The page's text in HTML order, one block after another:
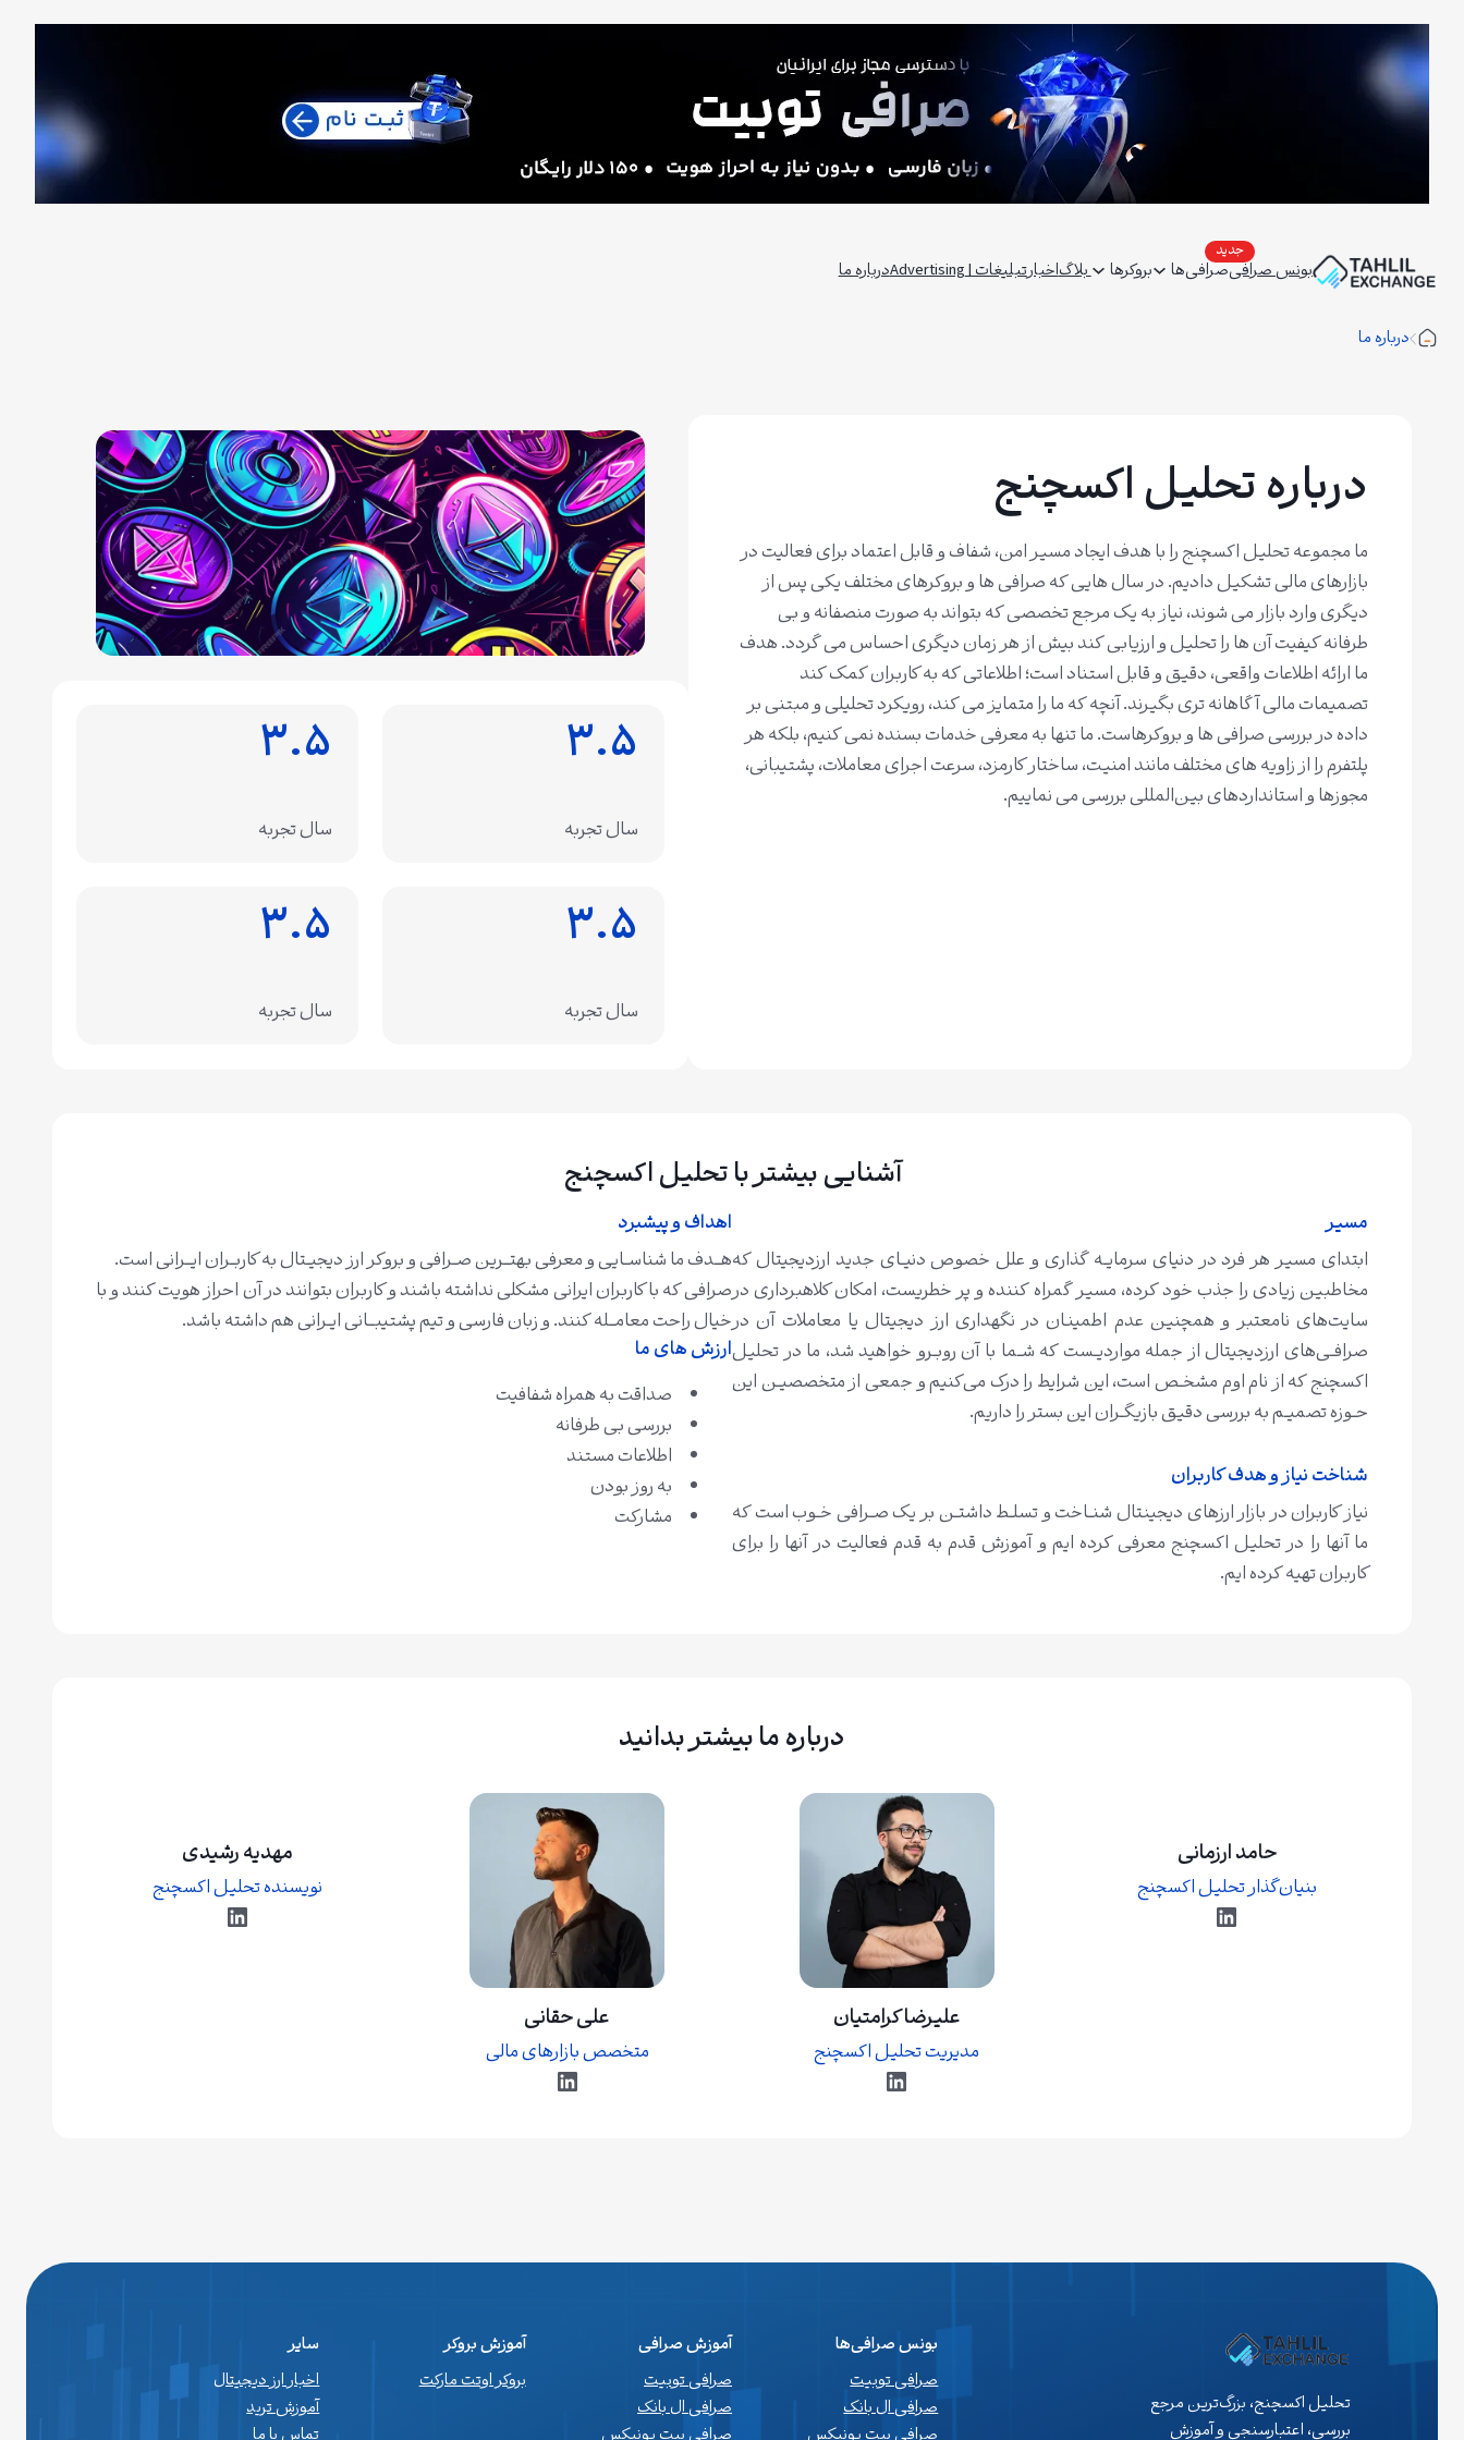
بونس صرافیصرافی‌ها بروکرها بلاگاخبارتبلیغات | Advertising درباره ما
درباره ما
درباره تحلیل اکسچنج
ما مجموعه‌ تحلیل اکسچنج را با هدف ایجاد مسیر امن، شفاف و قابل اعتماد برای فعالیت در
بازارهای مالی تشکیل دادیم. در سال هایی که صرافی‌ ها و بروکرهای مختلف یکی پس از
دیگری وارد بازار می شوند، نیاز به یک مرجع تخصصی که بتواند به صورت منصفانه و بی
طرفانه کیفیت آن ها را تحلیل و ارزیابی کند بیش از هر زمان دیگری احساس می‌ گردد. هدف
ما ارائه اطلاعات واقعی، دقیق و قابل استناد است؛ اطلاعاتی که به کاربران کمک کند
تصمیمات مالی آگاهانه‌ تری بگیرند. آنچه که ما را متمایز می‌ کند، رویکرد تحلیلی و مبتنی بر
داده در بررسی صرافی‌ ها و بروکرهاست. ما تنها به معرفی خدمات بسنده نمی‌ کنیم، بلکه هر
پلتفرم را از زاویه‌ های مختلف مانند امنیت، ساختار کارمزد، سرعت اجرای معاملات، پشتیبانی،
مجوزها و استانداردهای بین‌المللی بررسی می‌ نماییم.
۳.۵
سال تجربه
۳.۵
سال تجربه
۳.۵
سال تجربه
۳.۵
سال تجربه
آشنایی بیشتر با تحلیل اکسچنج
مسیر
ابتدای مسیر هر فرد در دنیای سرمایــه گذاری و علل خصوص دنیــای جدید ارزدیجیتال که
مخاطبین زیادی را جذب خود کرده، مسیر گمراه کننده و پر خطریست، امکان کلاهبرداری در
سایت‌های نامعتبر و همچنین عدم اطمینـان در نگهداری ارز دیجیتال یا معاملات آن در
صرافــی‌‌های ارزدیجیتال از جمله مواردیــست که شــما با آن روبــرو خواهید شد، ما در تحلیل
اکسچنج که از نام اوم مشخــص است، این شرایط را درک می‌کنیم و جمعی از متخصصیــن این
حــوزه تصمیــم به بررسی دقیق بازیگــران این بستر را داریم.
شناخت نیاز و هدف کاربران
نیاز کاربران در بازار ارزهای دیجینتال شنــاخت و تسلــط داشتــن بر یک صــرافی خــوب است که
ما آنها را در تحلیل اکسچنج معرفی کرده ایم و آموزش قدم به قدم فعالیت در آنها را برای
کاربران تهیه کرده ایم.
اهداف و پیشبرد
هـــدف ما شناســایی و معرفی بهتـــرین صــرافی و بروکر ارز دیجیــتال به کاربــران ایـــرانی است.
صرافی که با کاربران ایرانی مشکلی نداشته باشند و کاربران بتوانند در آن احراز هویت کنند و با
خیال راحت معامـــله کنند. و زبان فارسی و تیم پشتیبـــانی ایــرانی هم داشته باشد.
ارزش های ما
صداقت به همراه شفافیت
بررسی بی طرفانه
اطلاعات مستند
به روز بودن
مشارکت
درباره ما بیشتر بدانید
حامد ارزمانی
بنیان‌گذار تحلیل اکسچنج
لینکداین
علیرضا کرامتیان
مدیریت تحلیل اکسچنج
لینکداین
علی حقانی
متخصص بازارهای مالی
لینکداین
مهدیه رشیدی
نویسنده تحلیل اکسچنج
لینکداین
تحلیل اکسچنج، بزرگ‌ترین مرجع
بررسی، اعتبارسنجی و آموزش
بونس صرافی‌ها
صرافی توبیت
صرافی ال بانک
آموزش صرافی
صرافی توبیت
صرافی ال بانک
آموزش بروکر
بروکر اوتت مارکت
سایر
اخبار ارز دیجیتال
آموزش ترید